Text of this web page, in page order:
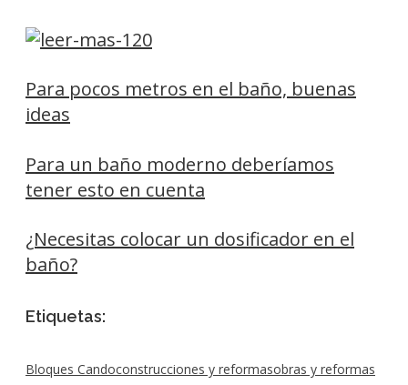
Para pocos metros en el baño, buenas
ideas
Para un baño moderno deberíamos
tener esto en cuenta
¿Necesitas colocar un dosificador en el
baño?
Etiquetas:
Bloques Candoconstrucciones y reformasobras y reformas